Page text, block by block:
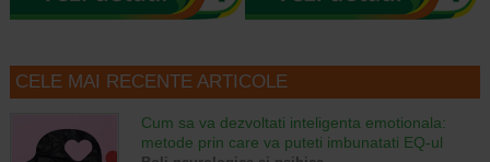
CELE MAI RECENTE ARTICOLE
Cum sa va dezvoltati inteligenta emotionala:
metode prin care va puteti imbunatati EQ-ul